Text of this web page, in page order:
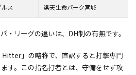
ス 楽天生命パーク宮城
・リーグの違いは、DH制の有無です。
」の略称で、直訳すると打撃専門
す。この指名打者とは、守備をせず攻